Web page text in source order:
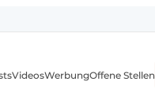
VideosWerbungOffene Stellen